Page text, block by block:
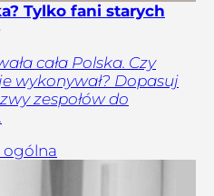
Tylko fani starych
cała Polska. Czy
wykonywał? Dopasuj
zespołów do
ogólna